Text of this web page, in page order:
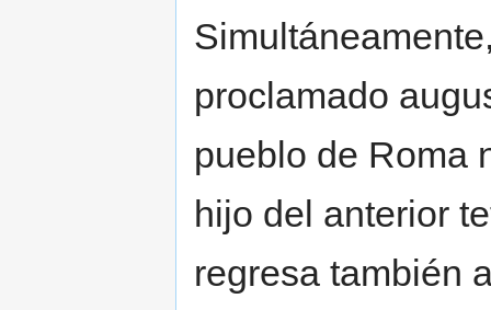
proclamado
pueblo de Roma
hijo del anterior
regresa también